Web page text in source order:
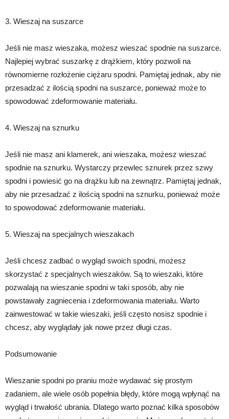
3. Wieszaj na suszarce
Jeśli nie masz wieszaka, możesz wieszać spodnie na suszarce.
Najlepiej wybrać suszarkę z drążkiem, który pozwoli na
równomierne rozłożenie ciężaru spodni. Pamiętaj jednak, aby nie
przesadzać z ilością spodni na suszarce, ponieważ może to
spowodować zdeformowanie materiału.
4. Wieszaj na sznurku
Jeśli nie masz ani klamerek, ani wieszaka, możesz wieszać
spodnie na sznurku. Wystarczy przewlec sznurek przez szwy
spodni i powiesić go na drążku lub na zewnątrz. Pamiętaj jednak,
aby nie przesadzać z ilością spodni na sznurku, ponieważ może
to spowodować zdeformowanie materiału.
5. Wieszaj na specjalnych wieszakach
Jeśli chcesz zadbać o wygląd swoich spodni, możesz
skorzystać z specjalnych wieszaków. Są to wieszaki, które
pozwalają na wieszanie spodni w taki sposób, aby nie
powstawały zagniecenia i zdeformowania materiału. Warto
zainwestować w takie wieszaki, jeśli często nosisz spodnie i
chcesz, aby wyglądały jak nowe przez długi czas.
Podsumowanie
Wieszanie spodni po praniu może wydawać się prostym
zadaniem, ale wiele osób popełnia błędy, które mogą wpłynąć na
wygląd i trwałość ubrania. Dlatego warto poznać kilka sposobów